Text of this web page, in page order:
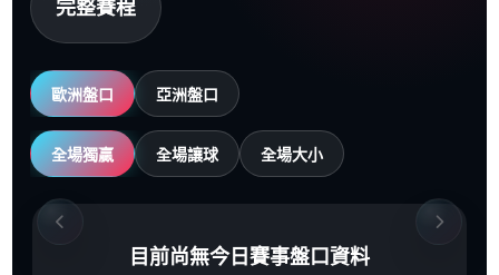
完整賽程
歐洲盤口 亞洲盤口
全場獨贏 全場讓球 全場大小
目前尚無今日賽事盤口資料